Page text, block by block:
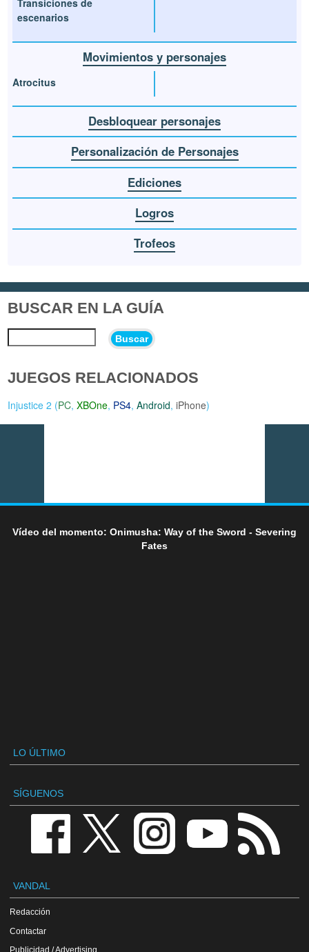
Transiciones de
escenarios
Movimientos y personajes
Atrocitus
Desbloquear personajes
Personalización de Personajes
Ediciones
Logros
Trofeos
BUSCAR EN LA GUÍA
Buscar
JUEGOS RELACIONADOS
Injustice 2 (PC,XBOne, PS4,Android,iPhone)
Vídeo del momento: Onimusha: Way of the Sword - Severing
Fates
LO ÚLTIMO
SÍGUENOS
VANDAL
Redacción
Contactar
Publicidad / Advertising